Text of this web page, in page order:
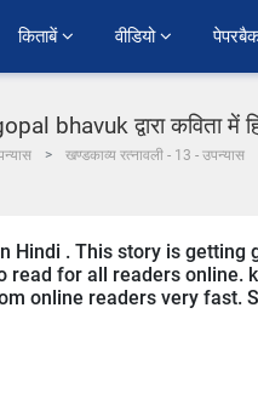
किताबें वीडियो
bhavuk द्वारा कविता में
खण्‍डकाव्‍य रत्‍नावली - 13 - उपन्यास
Hindi . This story is getting
read for all readers online.
online readers very fast.